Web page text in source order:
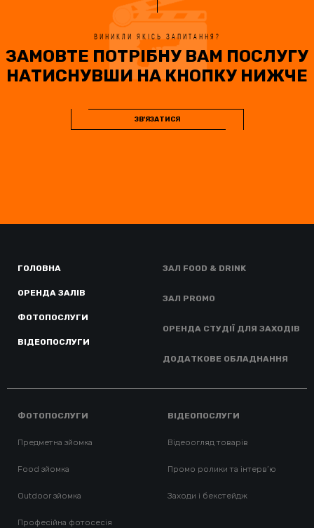
ВИНИКЛИ ЯКІСЬ ЗАПИТАННЯ?
ЗАМОВТЕ ПОТРІБНУ ВАМ ПОСЛУГУ
НАТИСНУВШИ НА КНОПКУ НИЖЧЕ
ЗВ'ЯЗАТИСЯ
ГОЛОВНА
ОРЕНДА ЗАЛІВ
ФОТОПОСЛУГИ
ВІДЕОПОСЛУГИ
ЗАЛ FOOD & DRINK
ЗАЛ PROMO
ОРЕНДА СТУДІЇ ДЛЯ ЗАХОДІВ
ДОДАТКОВЕ ОБЛАДНАННЯ
ФОТОПОСЛУГИ
Предметна зйомка
Food зйомка
Outdoor зйомка
Професійна фотосесія
ВІДЕОПОСЛУГИ
Відеоогляд товарів
Промо ролики та інтерв’ю
Заходи і бекстейдж